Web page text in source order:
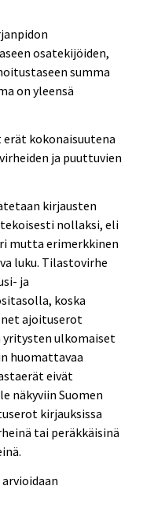
osatekijöiden,
summa
on yleensä
kokonaisuutena
ja puuttuvien
kirjausten
nollaksi, eli
mutta erimerkkinen
luku. Tilastovirhe
ja
koska
ajoituserot
yritysten ulkomaiset
huomattavaa
eivät
näkyviin Suomen
kirjauksissa
tai peräkkäisinä